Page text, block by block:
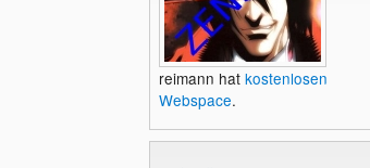
reimann hat kostenlosen
Webspace.